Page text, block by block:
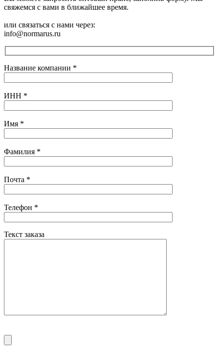
свяжемся с вами в ближайшее время.
или связаться с нами через:
info@normarus.ru
Название компании *
ИНН *
Имя *
Фамилия *
Почта *
Телефон *
Текст заказа